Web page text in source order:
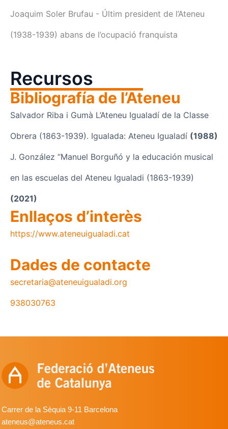
Joaquim Soler Brufau - Últim president de l’Ateneu
(1938-1939) abans de l’ocupació franquista
Recursos
Bibliografía de l’Ateneu
Salvador Riba i Gumà L’Ateneu Igualadí de la Classe
Obrera (1863-1939). Igualada: Ateneu Igualadí (1988)
J. González “Manuel Borguñó y la educación musical
en las escuelas del Ateneu Igualadi (1863-1939)
(2021)
Enllaços d’interès
https://www.ateneuigualadi.cat
Dades de contacte
secretaria@ateneuigualadi.org
938030763
Carrer de la Sèquia 9-11 Barcelona
ateneus@ateneus.cat